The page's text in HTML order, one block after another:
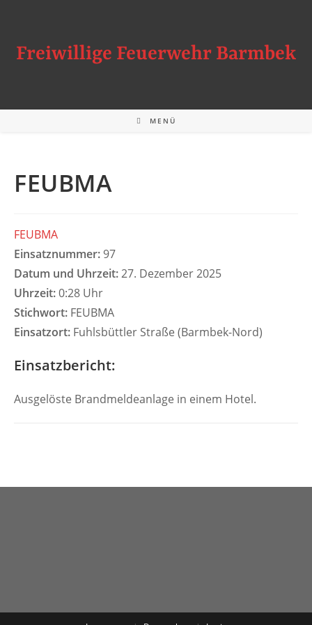
springen
Freiwillige Feuerwehr Barmbek
MENÜ
FEUBMA
FEUBMA
Einsatznummer: 97
Datum und Uhrzeit:27. Dezember 2025
Uhrzeit:0:28 Uhr
Stichwort: FEUBMA
Einsatzort: Fuhlsbüttler Straße (Barmbek-Nord)
Einsatzbericht:
Ausgelöste Brandmeldeanlage in einem Hotel.